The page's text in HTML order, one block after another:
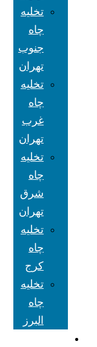
تخلیه
چاه
جنوب
تهران
تخلیه
چاه
غرب
تهران
تخلیه
چاه
شرق
تهران
تخلیه
چاه
کرج
تخلیه
چاه
البرز